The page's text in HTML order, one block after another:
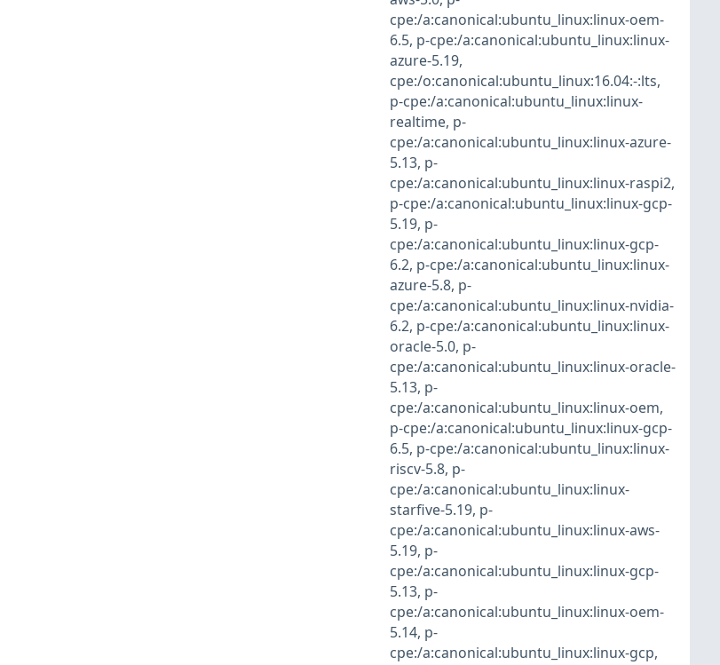
cpe:/a:canonical:ubuntu_linux:linux-oem-
6.5, p-cpe:/a:canonical:ubuntu_linux:linux-
azure-5.19,
cpe:/o:canonical:ubuntu_linux:16.04:-:lts,
p-cpe:/a:canonical:ubuntu_linux:linux-
realtime, p-
cpe:/a:canonical:ubuntu_linux:linux-azure-
5.13, p-
cpe:/a:canonical:ubuntu_linux:linux-raspi2,
p-cpe:/a:canonical:ubuntu_linux:linux-gcp-
5.19, p-
cpe:/a:canonical:ubuntu_linux:linux-gcp-
6.2, p-cpe:/a:canonical:ubuntu_linux:linux-
azure-5.8, p-
cpe:/a:canonical:ubuntu_linux:linux-nvidia-
6.2, p-cpe:/a:canonical:ubuntu_linux:linux-
oracle-5.0, p-
cpe:/a:canonical:ubuntu_linux:linux-oracle-
5.13, p-
cpe:/a:canonical:ubuntu_linux:linux-oem,
p-cpe:/a:canonical:ubuntu_linux:linux-gcp-
6.5, p-cpe:/a:canonical:ubuntu_linux:linux-
riscv-5.8, p-
cpe:/a:canonical:ubuntu_linux:linux-
starfive-5.19, p-
cpe:/a:canonical:ubuntu_linux:linux-aws-
5.19, p-
cpe:/a:canonical:ubuntu_linux:linux-gcp-
5.13, p-
cpe:/a:canonical:ubuntu_linux:linux-oem-
5.14, p-
cpe:/a:canonical:ubuntu_linux:linux-gcp,